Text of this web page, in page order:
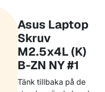
Asus Laptop
Skruv
M2.5x4L (K)
B-ZN NY #1
Tänk tillbaka på de